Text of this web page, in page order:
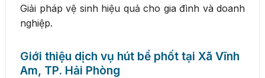
Giải pháp vệ sinh hiệu quả cho gia đình và doanh
nghiệp.
Giới thiệu dịch vụ hút bể phốt tại Xã Vĩnh
Am, TP. Hải Phòng